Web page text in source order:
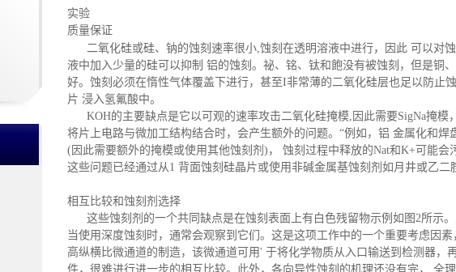
实验
质量保证
二氧化硅或硅、钠的蚀刻速率很小 ,蚀刻在透明溶液中进行，因此 可以对
液中加入少量的硅可以抑制 铝的蚀刻。祕、铭、钛和飽没有被蚀刻，但是铜
好。蚀刻必须在惰性气体覆盖下进行，甚至I非常薄的二氧化硅层也足以防止
片 浸入氢氟酸中。
KOH的主要缺点是它以可观的速率攻击二氧化硅掩模,因此需要SigNa掩模
将片上电路与微加工结构结合时，会产生额外的问题。“例如，铝 金属化和焊
(因此需要额外的掩模或使用其他蚀刻剂)， 蚀刻过程中释放的Nat和K+可能会
这些问题已经通过从1 背面蚀刻硅晶片或使用非碱金属基蚀刻剂如月井或乙二
相互比较和蚀刻剂选择
这些蚀刻剂的一个共同缺点是在蚀刻表面上有白色残留物示例如图 2所示
当使用深度蚀刻时，通常会观察到它们。这是这项工作中的一个重要考虑因
高纵横比微通道的制造，该微通道可用' 于将化学物质从入口输送到检测器，
件，很难进行进一步的相互比较。此外，各向异性蚀刻的机理还没有完， 全